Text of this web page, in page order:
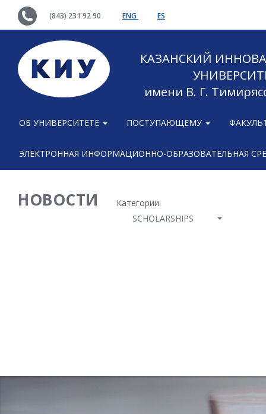
(843) 231 92 90 ENG ES
КАЗАНСКИЙ
имени В. Г.
ОБ УНИВЕРСИТЕТЕ ПОСТУПАЮЩЕМУ
ЭЛЕКТРОННАЯ ИНФОРМАЦИОННО-ОБРАЗОВАТЕЛЬНАЯ
НОВОСТИ
Категории:
SCHOLARSHIPS